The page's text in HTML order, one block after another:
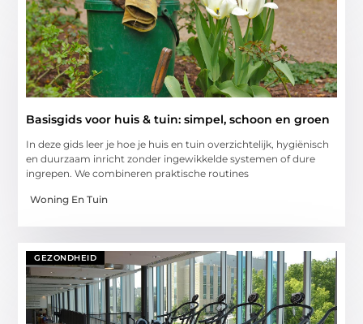
Basisgids voor huis & tuin: simpel, schoon en groen
In deze gids leer je hoe je huis en tuin overzichtelijk, hygiënisch
en duurzaam inricht zonder ingewikkelde systemen of dure
ingrepen. We combineren praktische routines
Woning En Tuin
GEZONDHEID